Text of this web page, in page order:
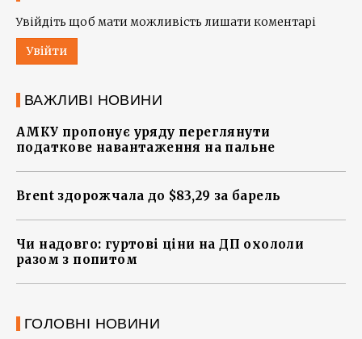
Увійдіть щоб мати можливість лишати коментарі
Увійти
ВАЖЛИВІ НОВИНИ
АМКУ пропонує уряду переглянути
податкове навантаження на пальне
Brent здорожчала до $83,29 за барель
Чи надовго: гуртові ціни на ДП охололи
разом з попитом
ГОЛОВНІ НОВИНИ